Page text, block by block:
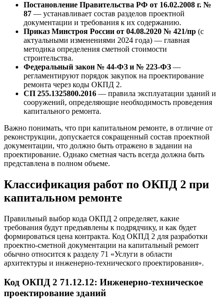
Постановление Правительства РФ от 16.02.2008 г. №
87 — устанавливает состав разделов проектной
документации и требования к их содержанию.
Приказ Минстроя России от 04.08.2020 № 421/пр (с
актуальными изменениями 2024 года) — главная
методика определения сметной стоимости
строительства.
Федеральный закон № 44-ФЗ и № 223-ФЗ —
регламентируют порядок закупок на проектирование
ремонта через коды ОКПД 2.
СП 255.1325800.2016 — правила эксплуатации зданий и
сооружений, определяющие необходимость проведения
капитального ремонта.
Важно понимать, что при капитальном ремонте, в отличие от
реконструкции, допускается сокращенный состав проектной
документации, что должно быть отражено в задании на
проектирование. Однако сметная часть всегда должна быть
представлена в полном объеме.
Классификация работ по ОКПД 2 при
капитальном ремонте
Правильный выбор кода ОКПД 2 определяет, какие
требования будут предъявлены к подрядчику, и как будет
формироваться цена контракта. Код ОКПД 2 для разработки
проектно-сметной документации на капитальный ремонт
обычно относится к разделу 71 «Услуги в области
архитектуры и инженерно-технического проектирования».
Код ОКПД 2 71.12.12: Инженерно-техническое
проектирование зданий